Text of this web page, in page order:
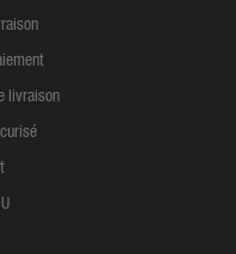
livraison